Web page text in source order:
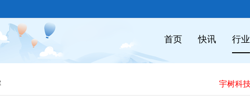
首页 快讯 行业